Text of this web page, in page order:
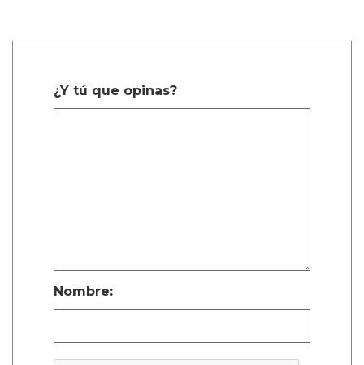
¿Y tú que opinas?
Nombre: